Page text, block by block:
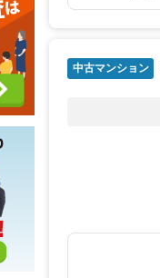
中古マンション